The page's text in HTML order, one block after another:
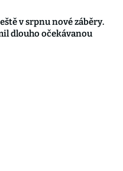
v srpnu nové záběry.
dlouho očekávanou